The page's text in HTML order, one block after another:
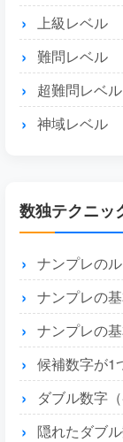
上級レベル
難問レベル
超難問レベル
神域レベル
数独テクニッ
ナンプレの
ナンプレの
ナンプレの
候補数字が1つ（
ダブル数字
隠れたダブ